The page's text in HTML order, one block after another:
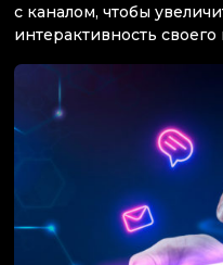
с каналом, чтобы
интерактивность своего